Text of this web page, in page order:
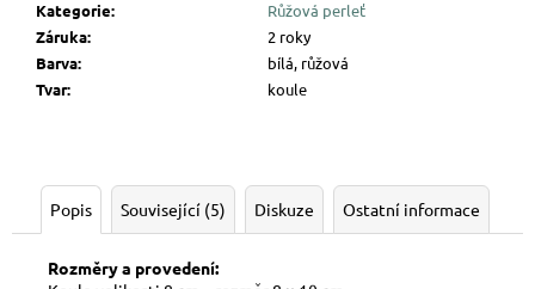
Kategorie:
Růžová perleť
Záruka:
2 roky
Barva:
bílá, růžová
Tvar: koule
Popis Související (5) Diskuze Ostatní informace
Rozměry a provedení: